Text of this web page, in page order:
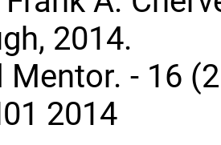
2014.
Mentor. - 16
2014